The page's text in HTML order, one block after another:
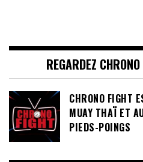
REGARDEZ
CHRONO FIGHT
MUAY THAÏ ET
PIEDS-POINGS